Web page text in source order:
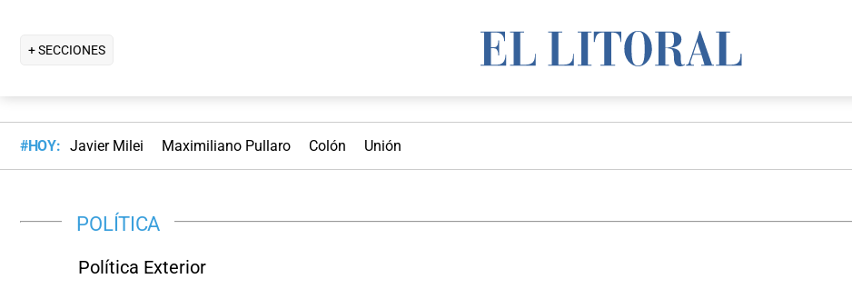
+ SECCIONES
#HOY: Javier Milei Maximiliano Pullaro Colón Unión
POLÍTICA
Política Exterior